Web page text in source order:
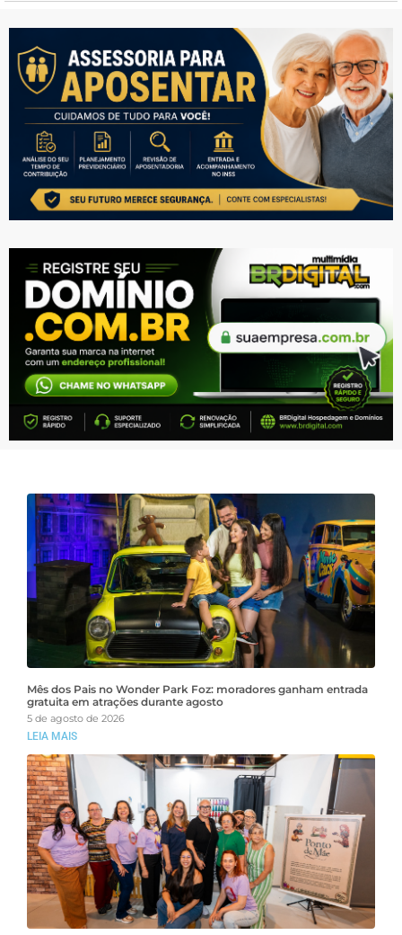
Mês dos Pais no Wonder Park Foz: moradores ganham entrada
gratuita em atrações durante agosto
5 de agosto de 2026
LEIA MAIS